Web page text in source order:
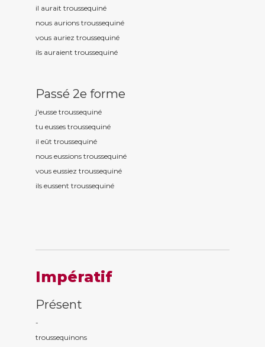
il aurait troussequiné
nous aurions troussequiné
vous auriez troussequiné
ils auraient troussequiné
Passé 2e forme
j'eusse troussequiné
tu eusses troussequiné
il eût troussequiné
nous eussions troussequiné
vous eussiez troussequiné
ils eussent troussequiné
Impératif
Présent
-
troussequinons